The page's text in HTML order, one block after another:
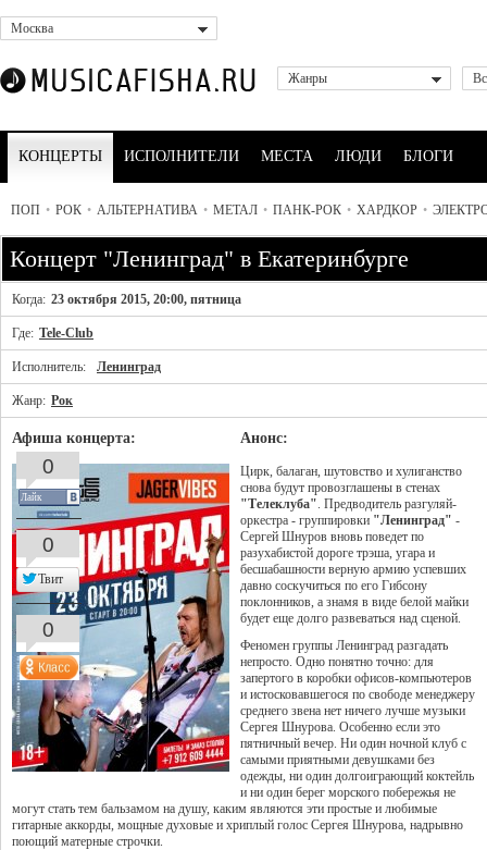
Москва
Жанры
КОНЦЕРТЫ ИСПОЛНИТЕЛИ МЕСТА ЛЮДИ БЛОГИ
ПОП • РОК • АЛЬТЕРНАТИВА • МЕТАЛ • ПАНК-РОК • ХАРДКОР •
Концерт "Ленинград" в Екатеринбурге
Когда: 23 октября 2015, 20:00, пятница
Где: Tele-Club
Исполнитель: Ленинград
Жанр: Рок
Афиша концерта: Анонс:
Цирк, балаган, шутовство и хулиганство
снова будут провозглашены в стенах
"Телеклуба". Предводитель разгуляй-
оркестра - группировки "Ленинград" -
Сергей Шнуров вновь поведет по
разухабистой дороге трэша, угара и
бесшабашности верную армию успевших
давно соскучиться по его Гибсону
поклонников, а знамя в виде белой майки
будет еще долго развеваться над сценой.
Феномен группы Ленинград разгадать
непросто. Одно понятно точно: для
запертого в коробки офисов-компьютеров
и истосковавшегося по свободе менеджеру
среднего звена нет ничего лучше музыки
Сергея Шнурова. Особенно если это
пятничный вечер. Ни один ночной клуб с
самыми приятными девушками без
одежды, ни один долгоиграющий коктейль
и ни один берег морского побережья не
могут стать тем бальзамом на душу, каким являются эти простые и любимые
гитарные аккорды, мощные духовые и хриплый голос Сергея Шнурова, надрывно
поющий матерные строчки.
0
Лайк
0
Твит
0